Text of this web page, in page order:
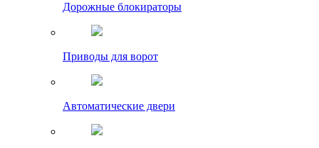
Дорожные блокираторы
Приводы для ворот
Автоматические двери